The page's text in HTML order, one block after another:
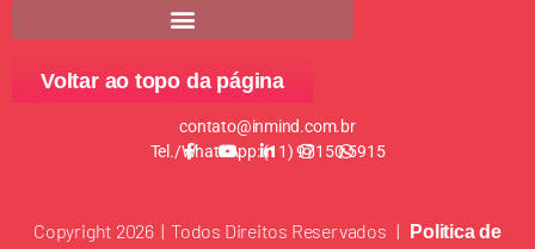
Voltar ao topo da página
contato@inmind.com.br
Tel./WhatsApp: (11) 97150-5915
Copyright 2026 | Todos Direitos Reservados |
Politica de